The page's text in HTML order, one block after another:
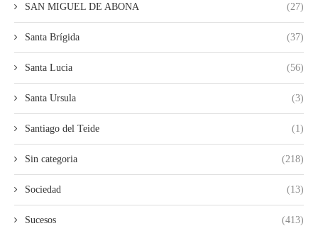
SAN MIGUEL DE ABONA (27)
Santa Brígida (37)
Santa Lucia (56)
Santa Ursula (3)
Santiago del Teide (1)
Sin categoria (218)
Sociedad (13)
Sucesos (413)